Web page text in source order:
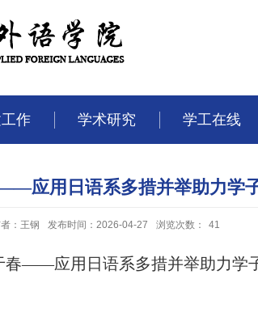
作 学术研究 学工在线
应用日语系多措并举助力学
：王钢 发布时间：2026-04-27 浏览次数： 41
春——应用 日语系多措并举助力学